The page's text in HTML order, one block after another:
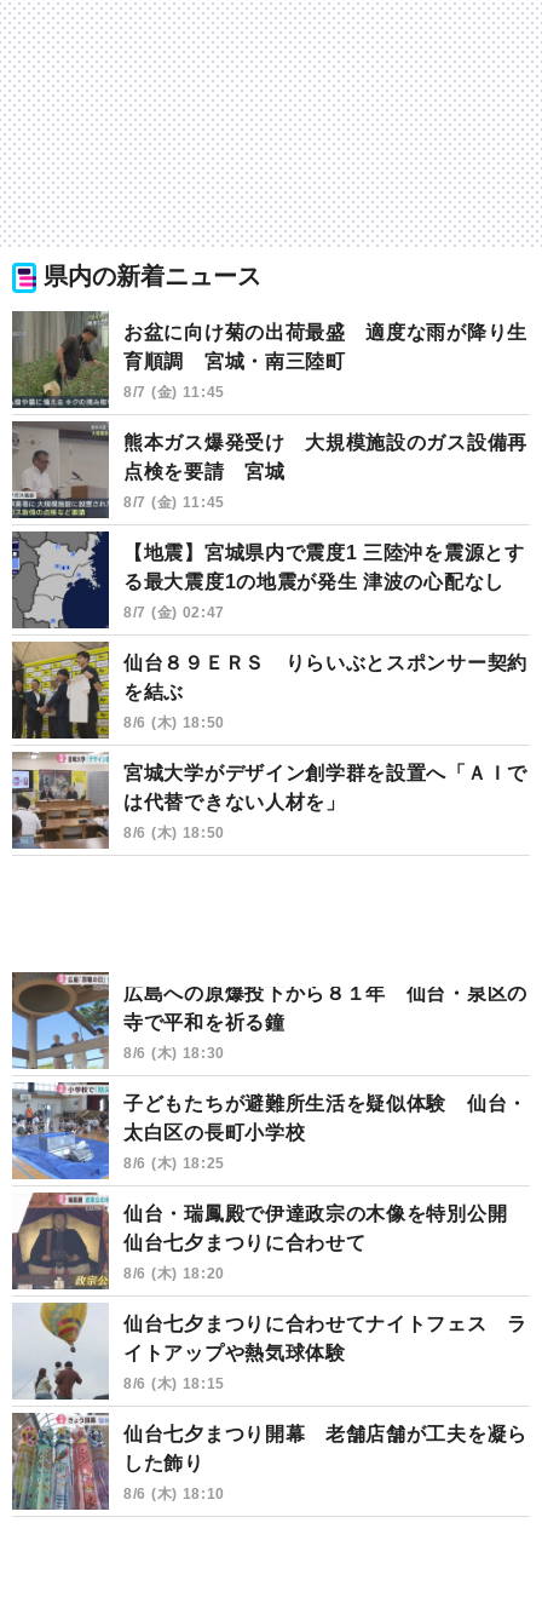
県内の新着ニュース
お盆に向け菊の出荷最盛 適度な雨が降り生
育順調 宮城・南三陸町
8/7 (金) 11:45
熊本ガス爆発受け 大規模施設のガス設備再
点検を要請 宮城
8/7 (金) 11:45
【地震】宮城県内で震度1 三陸沖を震源とす
る最大震度1の地震が発生 津波の心配なし
8/7 (金) 02:47
仙台８９ＥＲＳ りらいぶとスポンサー契約
を結ぶ
8/6 (木) 18:50
宮城大学がデザイン創学群を設置へ「ＡＩで
は代替できない人材を」
8/6 (木) 18:50
広島への原爆投下から８１年 仙台・泉区の
寺で平和を祈る鐘
8/6 (木) 18:30
子どもたちが避難所生活を疑似体験 仙台・
太白区の長町小学校
8/6 (木) 18:25
仙台・瑞鳳殿で伊達政宗の木像を特別公開
仙台七夕まつりに合わせて
8/6 (木) 18:20
仙台七夕まつりに合わせてナイトフェス ラ
イトアップや熱気球体験
8/6 (木) 18:15
仙台七夕まつり開幕 老舗店舗が工夫を凝ら
した飾り
8/6 (木) 18:10